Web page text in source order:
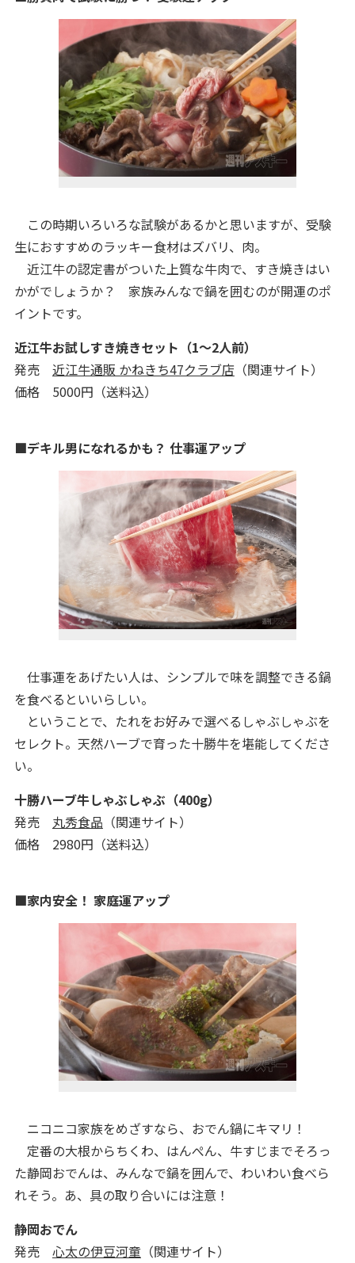
この時期いろいろな試験があるかと思いますが、受験
生におすすめのラッキー食材はズバリ、肉。
近江牛の認定書がついた上質な牛肉で、すき焼きはい
かがでしょうか？ 家族みんなで鍋を囲むのが開運のポ
イントです。
近江牛お試しすき焼きセット（1〜2人前）
発売 近江牛通販 かねきち47クラブ店 （関連サイト）
価格 5000円（送料込）
■デキル男になれるかも？ 仕事運アップ
仕事運をあげたい人は、シンプルで味を調整できる鍋
を食べるといいらしい。
ということで、たれをお好みで選べるしゃぶしゃぶを
セレクト。天然ハーブで育った十勝牛を堪能してくださ
い。
十勝ハーブ牛しゃぶしゃぶ（400g）
発売 丸秀食品 （関連サイト）
価格 2980円（送料込）
■家内安全！ 家庭運アップ
ニコニコ家族をめざすなら、おでん鍋にキマリ！
定番の大根からちくわ、はんぺん、牛すじまでそろっ
た静岡おでんは、みんなで鍋を囲んで、わいわい食べら
れそう。あ、具の取り合いには注意！
静岡おでん
発売 心太の伊豆河童（関連サイト）